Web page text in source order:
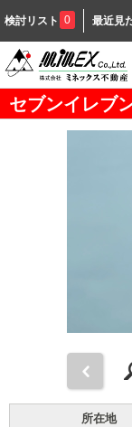
検討リスト 0 最近見
セブンイレブ
所在地